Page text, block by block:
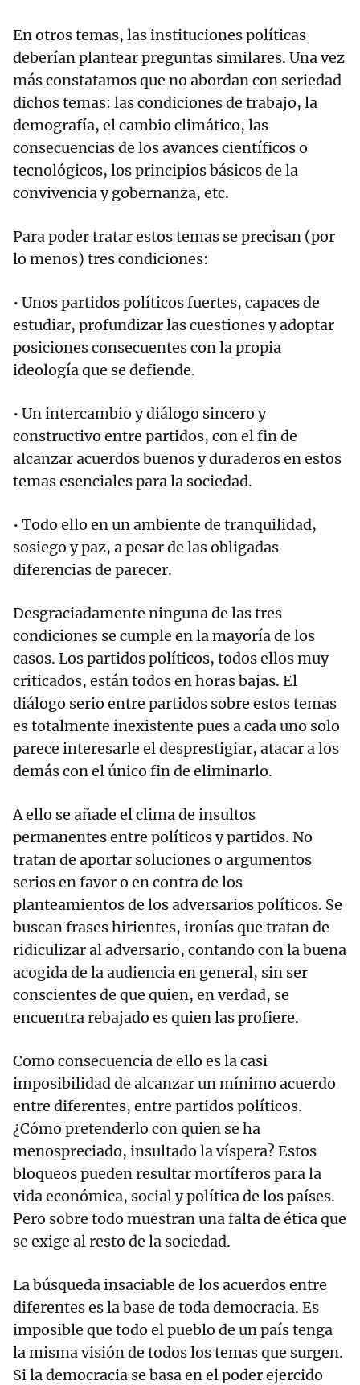
En otros temas, las instituciones políticas
deberían plantear preguntas similares. Una vez
más constatamos que no abordan con seriedad
dichos temas: las condiciones de trabajo, la
demografía, el cambio climático, las
consecuencias de los avances científicos o
tecnológicos, los principios básicos de la
convivencia y gobernanza, etc.
Para poder tratar estos temas se precisan (por
lo menos) tres condiciones:
• Unos partidos políticos fuertes, capaces de
estudiar, profundizar las cuestiones y adoptar
posiciones consecuentes con la propia
ideología que se defiende.
• Un intercambio y diálogo sincero y
constructivo entre partidos, con el fin de
alcanzar acuerdos buenos y duraderos en estos
temas esenciales para la sociedad.
• Todo ello en un ambiente de tranquilidad,
sosiego y paz, a pesar de las obligadas
diferencias de parecer.
Desgraciadamente ninguna de las tres
condiciones se cumple en la mayoría de los
casos. Los partidos políticos, todos ellos muy
criticados, están todos en horas bajas. El
diálogo serio entre partidos sobre estos temas
es totalmente inexistente pues a cada uno solo
parece interesarle el desprestigiar, atacar a los
demás con el único fin de eliminarlo.
A ello se añade el clima de insultos
permanentes entre políticos y partidos. No
tratan de aportar soluciones o argumentos
serios en favor o en contra de los
planteamientos de los adversarios políticos. Se
buscan frases hirientes, ironías que tratan de
ridiculizar al adversario, contando con la buena
acogida de la audiencia en general, sin ser
conscientes de que quien, en verdad, se
encuentra rebajado es quien las profiere.
Como consecuencia de ello es la casi
imposibilidad de alcanzar un mínimo acuerdo
entre diferentes, entre partidos políticos.
¿Cómo pretenderlo con quien se ha
menospreciado, insultado la víspera? Estos
bloqueos pueden resultar mortíferos para la
vida económica, social y política de los países.
Pero sobre todo muestran una falta de ética que
se exige al resto de la sociedad.
La búsqueda insaciable de los acuerdos entre
diferentes es la base de toda democracia. Es
imposible que todo el pueblo de un país tenga
la misma visión de todos los temas que surgen.
Si la democracia se basa en el poder ejercido